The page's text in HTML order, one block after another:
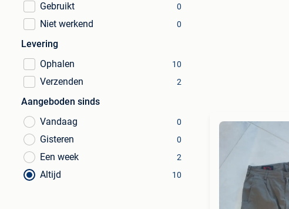
Gebruikt 0
Niet werkend 0
Levering
Ophalen
10
Verzenden 2
Aangeboden sinds
Vandaag
0
Gisteren 0
Een week 2
Altijd 10